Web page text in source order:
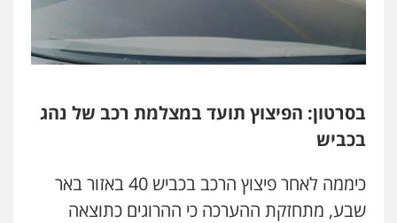
עו"ד שאדי נאטור
פלילי פשיעה חמורה מעצרים וחקירות
0506217771
בסרטון: הפיצוץ תועד במצלמת רכב של נהג
בכביש
כיממה לאחר פיצוץ הרכב בכביש 40 באזור באר
שבע, מתחזקת ההערכה כי ההרוגים כתוצאה